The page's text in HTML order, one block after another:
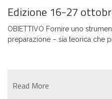
Edizione 16-27
OBIETTIVO Fornire uno
preparazione – sia teorica che
Read More